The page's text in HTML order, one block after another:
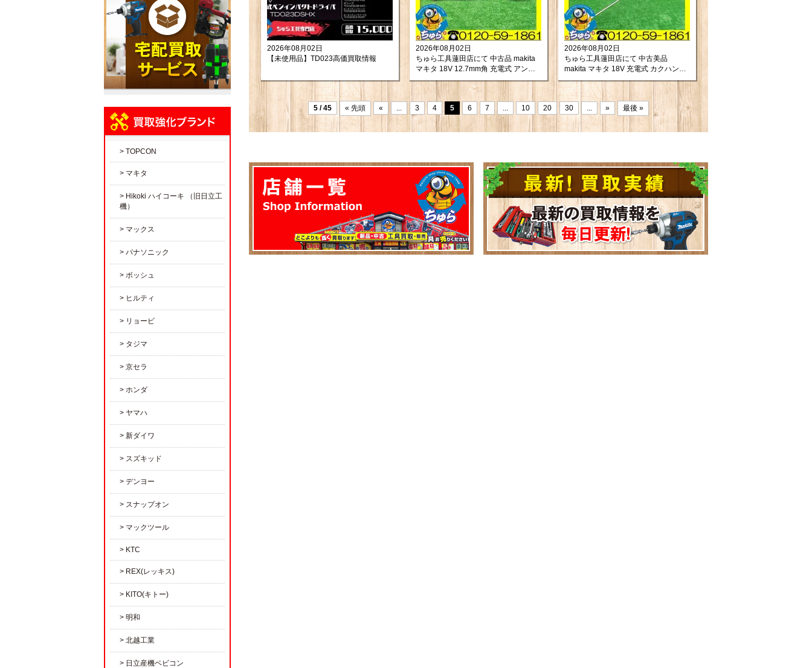
2026年08月02日
【未使用品】TD023高価買取情報
2026年08月02日
ちゅら工具蓮田店にて 中古品 makita
マキタ 18V 12.7mm角 充電式 アング
ルインパクトレンチ TL300DZ をお買
取りさせて頂きました。
2026年08月02日
ちゅら工具蓮田店にて 中古美品
makita マキタ 18V 充電式 カクハン機
UT130DZ をお買取りさせて頂きまし
た。
5 / 45 « 先頭 « ... 3 4 5 6 7 ... 10 20 30 ... » 最後 »
TOPCON
マキタ
Hikoki ハイコーキ （旧日立工
機）
マックス
パナソニック
ボッシュ
ヒルティ
リョービ
タジマ
京セラ
ホンダ
ヤマハ
新ダイワ
スズキッド
デンヨー
スナップオン
マックツール
KTC
REX(レッキス)
KITO(キトー)
明和
北越工業
日立産機ベビコン